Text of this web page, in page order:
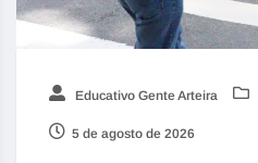
Educativo Gente Arteira
5 de agosto de 2026